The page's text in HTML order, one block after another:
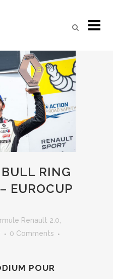
BULL RING
EUROCUP
Renault 2.0
0 Comments
POUR